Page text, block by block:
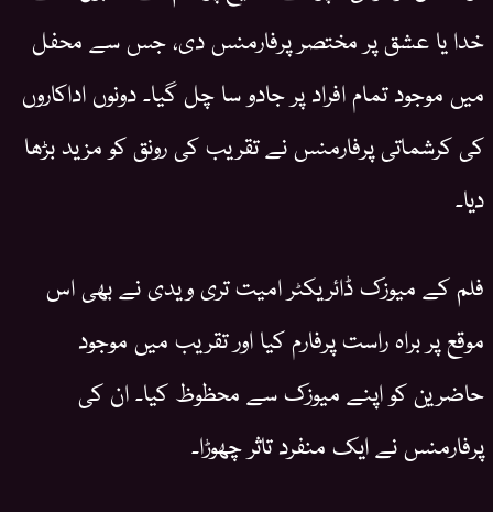
خدا یا عشق پر مختصر پرفارمنس دی، جس سے محفل
میں موجود تمام افراد پر جادو سا چل گیا۔ دونوں اداکاروں
کی کرشماتی پرفارمنس نے تقریب کی رونق کو مزید بڑھا
دیا۔
فلم کے میوزک ڈائریکٹر امیت تری ویدی نے بھی اس
موقع پر براہ راست پرفارم کیا اور تقریب میں موجود
حاضرین کو اپنے میوزک سے محظوظ کیا۔ ان کی
پرفارمنس نے ایک منفرد تاثر چھوڑا۔